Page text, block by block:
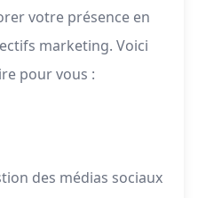
votre présence en
marketing. Voici
pour vous :
des médias sociaux